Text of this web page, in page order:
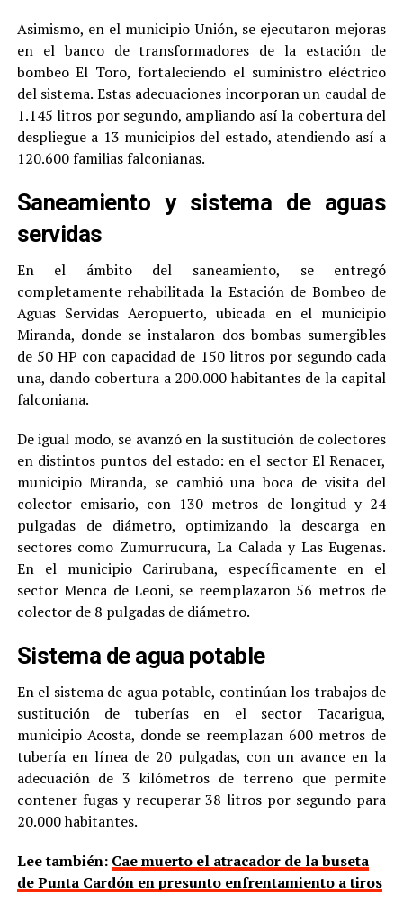
Asimismo, en el municipio Unión, se ejecutaron mejoras
en el banco de transformadores de la estación de
bombeo El Toro, fortaleciendo el suministro eléctrico
del sistema. Estas adecuaciones incorporan un caudal de
1.145 litros por segundo, ampliando así la cobertura del
despliegue a 13 municipios del estado, atendiendo así a
120.600 familias falconianas.
Saneamiento y sistema de aguas
servidas
En el ámbito del saneamiento, se entregó
completamente rehabilitada la Estación de Bombeo de
Aguas Servidas Aeropuerto, ubicada en el municipio
Miranda, donde se instalaron dos bombas sumergibles
de 50 HP con capacidad de 150 litros por segundo cada
una, dando cobertura a 200.000 habitantes de la capital
falconiana.
De igual modo, se avanzó en la sustitución de colectores
en distintos puntos del estado: en el sector El Renacer,
municipio Miranda, se cambió una boca de visita del
colector emisario, con 130 metros de longitud y 24
pulgadas de diámetro, optimizando la descarga en
sectores como Zumurrucura, La Calada y Las Eugenas.
En el municipio Carirubana, específicamente en el
sector Menca de Leoni, se reemplazaron 56 metros de
colector de 8 pulgadas de diámetro.
Sistema de agua potable
En el sistema de agua potable, continúan los trabajos de
sustitución de tuberías en el sector Tacarigua,
municipio Acosta, donde se reemplazan 600 metros de
tubería en línea de 20 pulgadas, con un avance en la
adecuación de 3 kilómetros de terreno que permite
contener fugas y recuperar 38 litros por segundo para
20.000 habitantes.
Lee también: Cae muerto el atracador de la buseta
de Punta Cardón en presunto enfrentamiento a tiros